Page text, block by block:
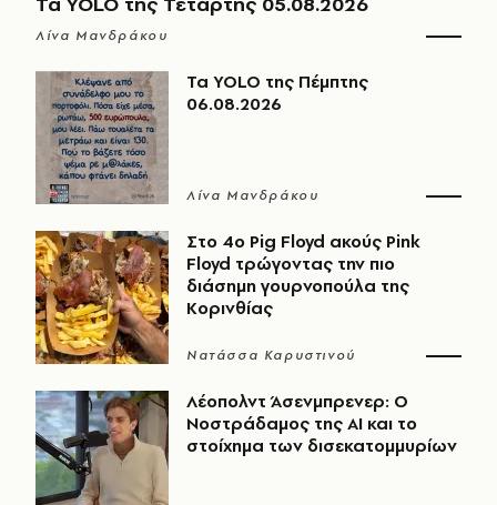
Λίνα Μανδράκου
Τα YOLO της Πέμπτης
06.08.2026
Λίνα Μανδράκου
Στο 4ο Pig Floyd ακούς Pink
Floyd τρώγοντας την πιο
διάσημη γουρνοπούλα της
Κορινθίας
Νατάσσα Καρυστινού
Λέοπολντ Άσενμπρενερ: Ο
Νοστράδαμος της AI και το
στοίχημα των δισεκατομμυρίων